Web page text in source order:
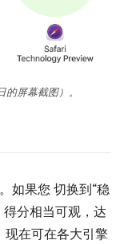
屏幕截图）。
如果您 切换到“稳
分相当可观，达
现在可在各大引擎